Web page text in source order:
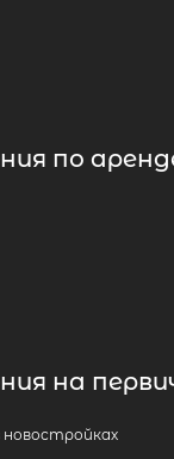
площадью
по
на